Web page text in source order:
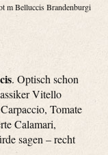
m Belluccis Brandenburgische
. Optisch schon
Vitello
Tomate
Calamari,
sagen – recht